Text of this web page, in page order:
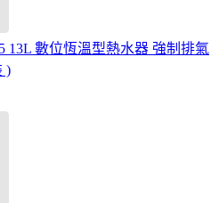
13L 數位恆溫型熱水器 強制排氣
)